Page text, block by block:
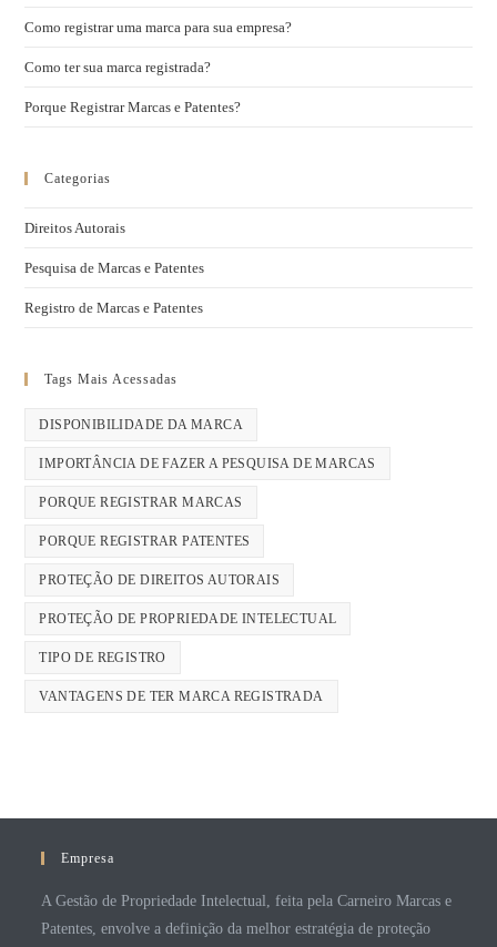
Como registrar uma marca para sua empresa?
Como ter sua marca registrada?
Porque Registrar Marcas e Patentes?
Categorias
Direitos Autorais
Pesquisa de Marcas e Patentes
Registro de Marcas e Patentes
Tags Mais Acessadas
DISPONIBILIDADE DA MARCA
IMPORTÂNCIA DE FAZER A PESQUISA DE MARCAS
PORQUE REGISTRAR MARCAS
PORQUE REGISTRAR PATENTES
PROTEÇÃO DE DIREITOS AUTORAIS
PROTEÇÃO DE PROPRIEDADE INTELECTUAL
TIPO DE REGISTRO
VANTAGENS DE TER MARCA REGISTRADA
Empresa
A Gestão de Propriedade Intelectual, feita pela Carneiro Marcas e
Patentes, envolve a definição da melhor estratégia de proteção